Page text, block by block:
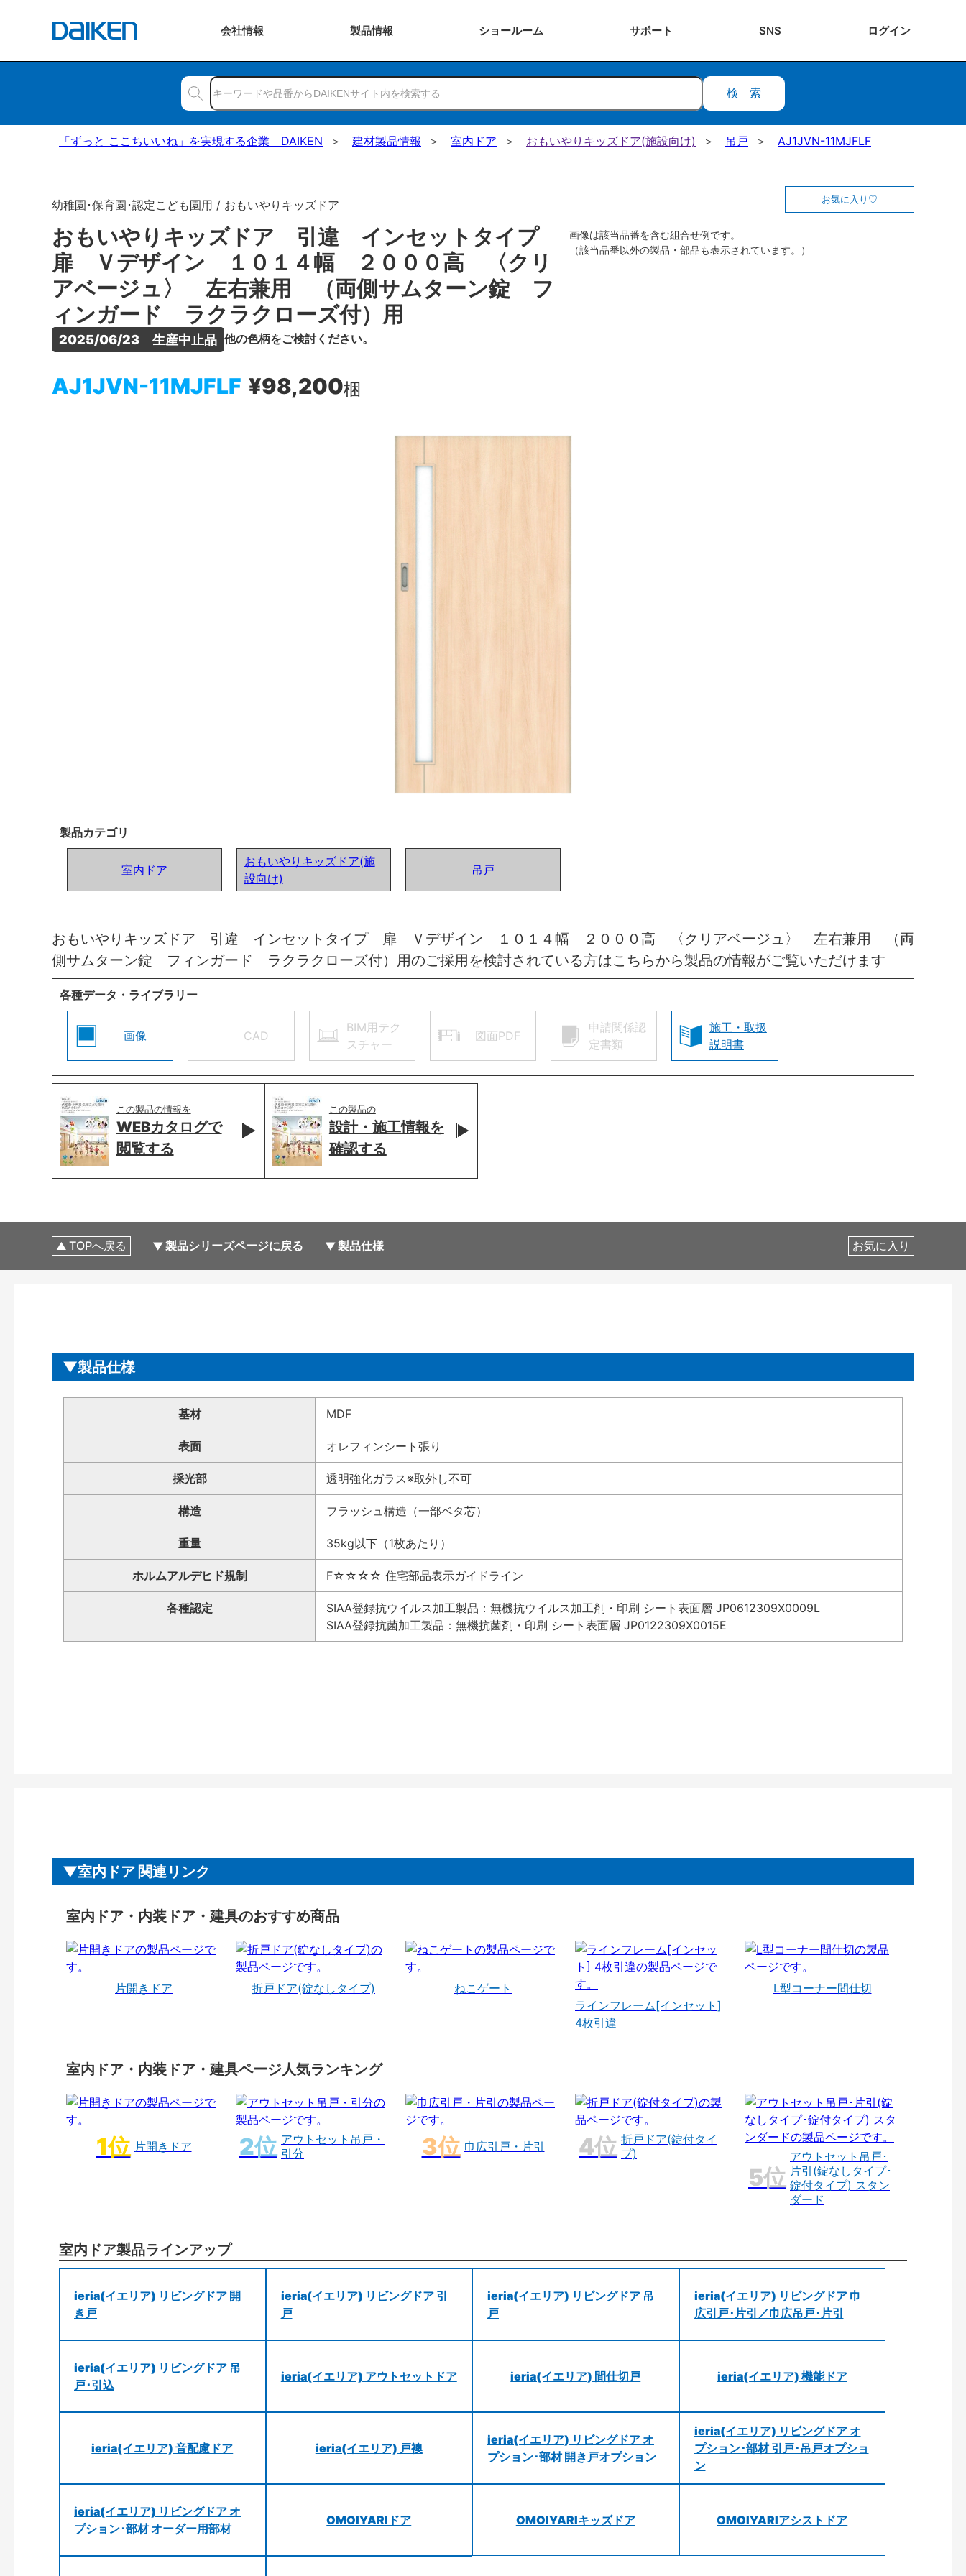
会社情報 製品情報 ショールーム サポート SNS ログイン
検索
「ずっと ここちいいね」を実現する企業 DAIKEN 建材製品情報 室内ドア おもいやりキッズドア(施設向け) 吊戸 AJ1JVN-11MJFLF
幼稚園･保育園･認定こども園用 / おもいやりキッズドア
おもいやりキッズドア 引違 インセットタイプ
扉 Ｖデザイン １０１４幅 ２０００高 〈クリ
アベージュ〉 左右兼用 （両側サムターン錠 フ
ィンガード ラクラクローズ付）用
2025/06/23　生産中止品 他の色柄をご検討ください。
AJ1JVN-11MJFLF ¥98,200梱
お気に入り
画像は該当品番を含む組合せ例です。
（該当品番以外の製品・部品も表示されています。）
製品カテゴリ
室内ドア
おもいやりキッズドア(施
設向け)
吊戸
おもいやりキッズドア 引違 インセットタイプ 扉 Ｖデザイン １０１４幅 ２０００高 〈クリアベージュ〉 左右兼用 （両
側サムターン錠 フィンガード ラクラクローズ付）用のご採用を検討されている方はこちらから製品の情報がご覧いただけます
各種データ・ライブラリー
画像 CAD
BIM用テク
スチャー
図面PDF
申請関係認
定書類
施工・取扱
説明書
この製品の情報を
WEBカタログで
閲覧する
この製品の
設計・施工情報を
確認する
TOPへ戻る 製品シリーズページに戻る 製品仕様 お気に入り
製品仕様
基材 MDF
表面 オレフィンシート張り
採光部 透明強化ガラス※取外し不可
構造 フラッシュ構造（一部ベタ芯）
重量 35kg以下（1枚あたり）
ホルムアルデヒド規制 F☆☆☆☆ 住宅部品表示ガイドライン
各種認定
SIAA登録抗ウイルス加工製品：無機抗ウイルス加工剤・印刷 シート表面層 JP0612309X0009L
SIAA登録抗菌加工製品：無機抗菌剤・印刷 シート表面層 JP0122309X0015E
室内ドア 関連リンク
室内ドア・内装ドア・建具のおすすめ商品
片開きドア 折戸ドア(錠なしタイプ)
ねこゲート
ラインフレーム[インセット]
4枚引違
L型コーナー間仕切
室内ドア・内装ドア・建具ページ人気ランキング
片開きドア
アウトセット吊戸・
引分
巾広引戸・片引
折戸ドア(錠付タイ
プ)
アウトセット吊戸･
片引(錠なしタイプ･
錠付タイプ) スタン
ダード
室内ドア製品ラインアップ
ieria(イエリア) リビングドア 開
き戸
ieria(イエリア) リビングドア 引
戸
ieria(イエリア) リビングドア 吊
戸
ieria(イエリア) リビングドア 巾
広引戸･片引／巾広吊戸･片引
ieria(イエリア) リビングドア 吊
戸･引込
ieria(イエリア) アウトセットドア ieria(イエリア) 間仕切戸 ieria(イエリア) 機能ドア
ieria(イエリア) 音配慮ドア ieria(イエリア) 戸襖
ieria(イエリア) リビングドア オ
プション･部材 開き戸オプション
ieria(イエリア) リビングドア オ
プション･部材 引戸･吊戸オプショ
ン
ieria(イエリア) リビングドア オ
プション･部材 オーダー用部材
OMOIYARIドア OMOIYARIキッズドア OMOIYARIアシストドア